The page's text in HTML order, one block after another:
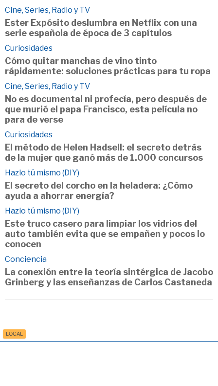
Cine, Series, Radio y TV
Ester Expósito deslumbra en Netflix con una
serie española de época de 3 capítulos
Curiosidades
Cómo quitar manchas de vino tinto
rápidamente: soluciones prácticas para tu ropa
Cine, Series, Radio y TV
No es documental ni profecía, pero después de
que murió el papa Francisco, esta película no
para de verse
Curiosidades
El método de Helen Hadsell: el secreto detrás
de la mujer que ganó más de 1.000 concursos
Hazlo tú mismo (DIY)
El secreto del corcho en la heladera: ¿Cómo
ayuda a ahorrar energía?
Hazlo tú mismo (DIY)
Este truco casero para limpiar los vidrios del
auto también evita que se empañen y pocos lo
conocen
Conciencia
La conexión entre la teoría sintérgica de Jacobo
Grinberg y las enseñanzas de Carlos Castaneda
LOCAL